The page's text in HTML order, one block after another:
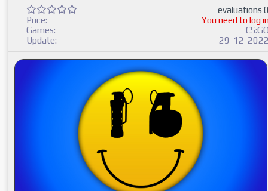
evaluations
Price:
You need to log
Games:
Update:
29-12-